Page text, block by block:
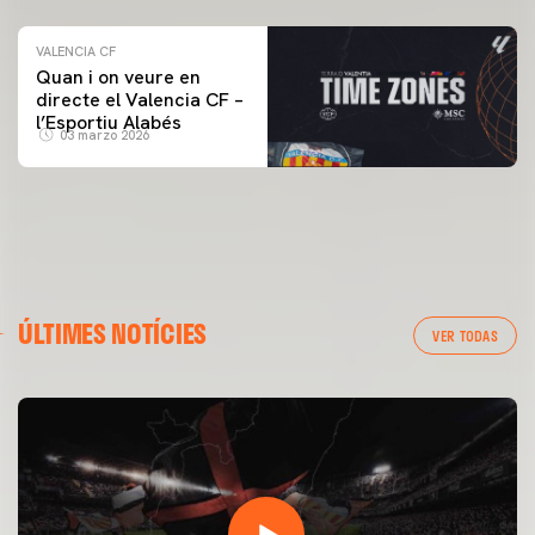
VALENCIA CF
Quan i on veure en
directe el Valencia CF –
l’Esportiu Alabés
03 marzo 2026
ÚLTIMES NOTÍCIES VER TODAS